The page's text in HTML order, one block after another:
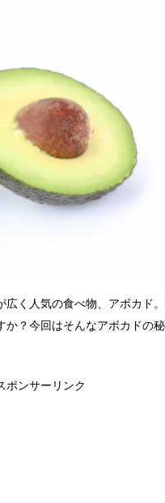
く人気の食べ物、アボカド
？今回はそんなアボカドの
ポンサーリンク